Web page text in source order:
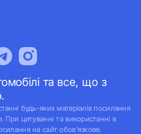
та все, що з
будь-яких матеріалів посилання
При цитуванні та використанні в
на сайт обов'язкове.